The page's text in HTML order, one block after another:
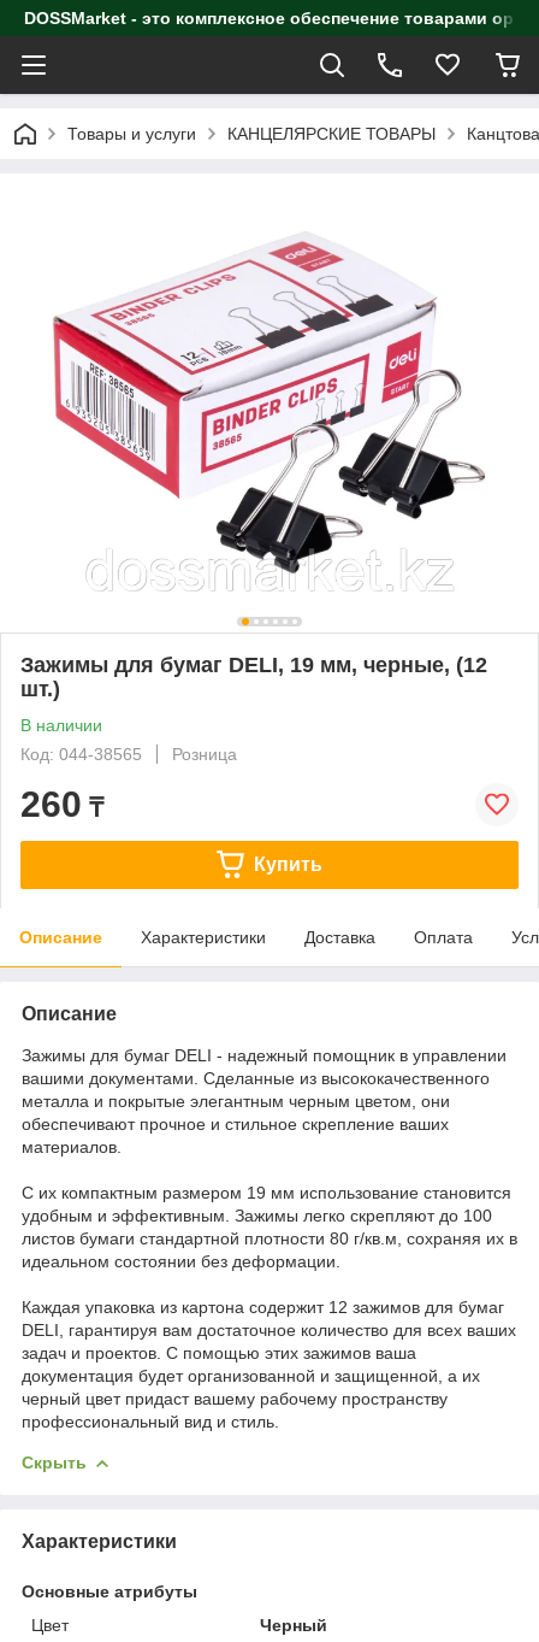
DOSSMarket - это комплексное обеспечение товарами
Товары и услуги КАНЦЕЛЯРСКИЕ ТОВАРЫ
Зажимы для бумаг DELI, 19 мм, черные, (12
шт.)
В наличии
Код: 044-38565
Розница
260 ₸
Купить
Описание Характеристики Доставка Оплата
Описание
Зажимы для бумаг DELI - надежный помощник в управлении
вашими документами. Сделанные из высококачественного
металла и покрытые элегантным черным цветом, они
обеспечивают прочное и стильное скрепление ваших
материалов.
С их компактным размером 19 мм использование становится
удобным и эффективным. Зажимы легко скрепляют до 100
листов бумаги стандартной плотности 80 г/кв.м, сохраняя их в
идеальном состоянии без деформации.
Каждая упаковка из картона содержит 12 зажимов для бумаг
DELI, гарантируя вам достаточное количество для всех ваших
задач и проектов. С помощью этих зажимов ваша
документация будет организованной и защищенной, а их
черный цвет придаст вашему рабочему пространству
профессиональный вид и стиль.
Скрыть
Характеристики
Основные атрибуты
Цвет
Черный